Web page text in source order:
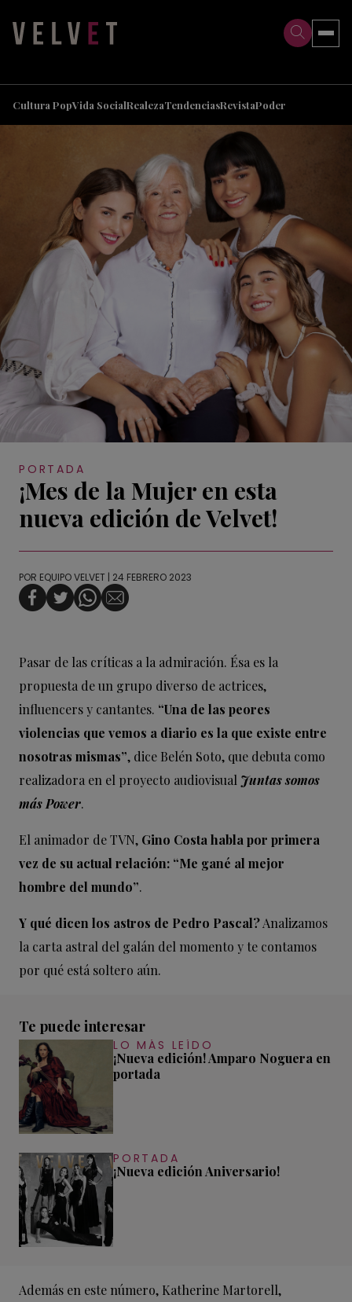
Cultura PopVida SocialRealezaTendenciasRevistaPoder
PORTADA
¡Mes de la Mujer en esta
nueva edición de Velvet!
POR EQUIPO VELVET | 24 FEBRERO 2023
Pasar de las críticas a la admiración. Ésa es la
propuesta de un grupo diverso de actrices,
influencers y cantantes. “Una de las peores
violencias que vemos a diario es la que existe entre
nosotras mismas”, dice Belén Soto, que debuta como
realizadora en el proyecto audiovisual Juntas somos
más Power.
El animador de TVN, Gino Costa habla por primera
vez de su actual relación: “Me gané al mejor
hombre del mundo”.
Y qué dicen los astros de Pedro Pascal?Analizamos
la carta astral del galán del momento y te contamos
por qué está soltero aún.
Te puede interesar
LO MÁS LEÍDO
¡Nueva edición! Amparo Noguera en
portada
PORTADA
¡Nueva edición Aniversario!
Además en este número, Katherine Martorell,